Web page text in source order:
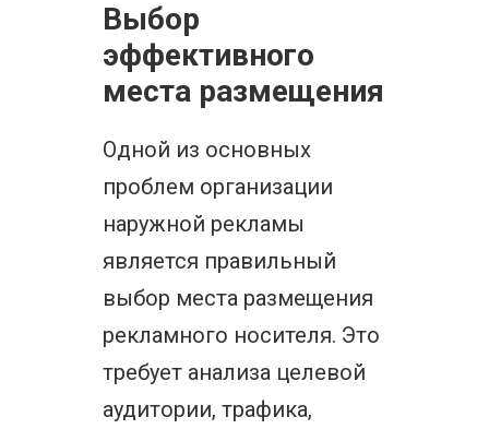
Выбор
эффективного
места размещения
Одной из основных
проблем организации
наружной рекламы
является правильный
выбор места размещения
рекламного носителя. Это
требует анализа целевой
аудитории, трафика,